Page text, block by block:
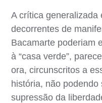
A crítica generalizada
decorrentes de
Bacamarte poderiam
à “casa verde”,
ora, circunscritos a
história, não podendo
supressão da